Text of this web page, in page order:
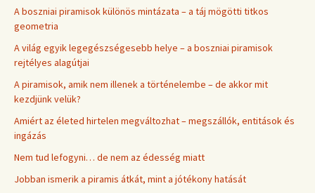
A boszniai piramisok különös mintázata – a táj mögötti titkos
geometria
A világ egyik legegészségesebb helye – a boszniai piramisok
rejtélyes alagútjai
A piramisok, amik nem illenek a történelembe – de akkor mit
kezdjünk velük?
Amiért az életed hirtelen megváltozhat – megszállók, entitások és
ingázás
Nem tud lefogyni… de nem az édesség miatt
Jobban ismerik a piramis átkát, mint a jótékony hatását